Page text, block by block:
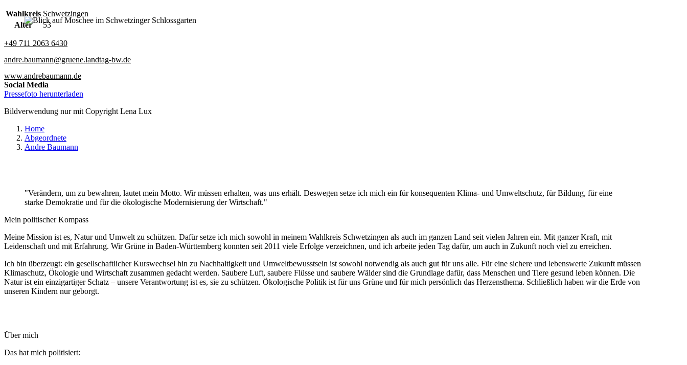
Wahlkreis Schwetzingen
Alter
53
+49 711 2063 6430
andre.baumann
gruene.landtag-bw de
www.andrebaumann.de
Social Media
Pressefoto herunterladen
Bildverwendung nur mit Copyright Lena Lux
Home
Abgeordnete
Andre Baumann
"Verändern, um zu bewahren, lautet mein Motto. Wir müssen erhalten, was uns erhält. Deswegen setze ich mich ein für konsequenten Klima- und Umweltschutz, für Bildung, für eine
starke Demokratie und für die ökologische Modernisierung der Wirtschaft."
Mein politischer Kompass
Meine Mission ist es, Natur und Umwelt zu schützen. Dafür setze ich mich sowohl in meinem Wahlkreis Schwetzingen als auch im ganzen Land seit vielen Jahren ein. Mit ganzer Kraft, mit
Leidenschaft und mit Erfahrung. Wir Grüne in Baden-Württemberg konnten seit 2011 viele Erfolge verzeichnen, und ich arbeite jeden Tag dafür, um auch in Zukunft noch viel zu erreichen.
Ich bin überzeugt: ein gesellschaftlicher Kurswechsel hin zu Nachhaltigkeit und Umweltbewusstsein ist sowohl notwendig als auch gut für uns alle. Für eine sichere und lebenswerte Zukunft müssen
Klimaschutz, Ökologie und Wirtschaft zusammen gedacht werden. Saubere Luft, saubere Flüsse und saubere Wälder sind die Grundlage dafür, dass Menschen und Tiere gesund leben können. Die
Natur ist ein einzigartiger Schatz – unsere Verantwortung ist es, sie zu schützen. Ökologische Politik ist für uns Grüne und für mich persönlich das Herzensthema. Schließlich haben wir die Erde von
unseren Kindern nur geborgt.
Über mich
Das hat mich politisiert: